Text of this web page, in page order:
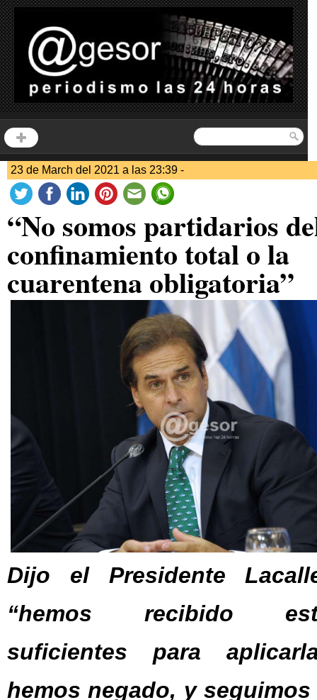
23 de March del 2021 a las 23:39 -
“No somos partidarios
confinamiento total o la
cuarentena obligatoria”
Dijo el Presidente
“hemos recibido
suficientes para
hemos negado, y